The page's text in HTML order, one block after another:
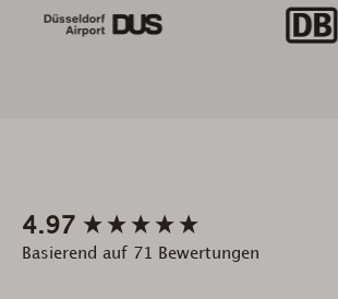
4.97
Basierend auf 71 Bewertungen
New content loaded